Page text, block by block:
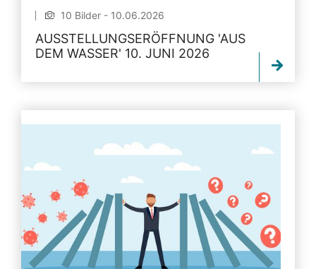
10 Bilder - 10.06.2026
AUSSTELLUNGSERÖFFNUNG 'AUS
DEM WASSER' 10. JUNI 2026